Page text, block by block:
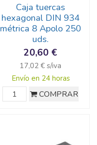
Caja tuercas
hexagonal DIN 934
métrica 8 Apolo 250
uds.
20,60 €
17,02 € s/iva
Envío en 24 horas
COMPRAR